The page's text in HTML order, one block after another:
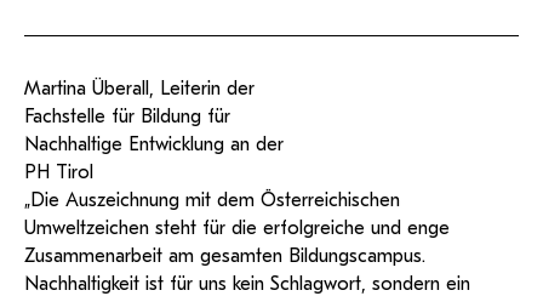
Martina Überall, Leiterin der
Fachstelle für Bildung für
Nachhaltige Entwicklung an der
PH Tirol
„Die Auszeichnung mit dem Österreichischen
Umweltzeichen steht für die erfolgreiche und enge
Zusammenarbeit am gesamten Bildungscampus.
Nachhaltigkeit ist für uns kein Schlagwort, sondern ein